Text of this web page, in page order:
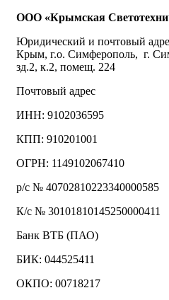
ООО «Крымская
Юридический и почтовый
Крым, г.о. Симферополь, г.
зд.2, к.2, помещ. 224
Почтовый адрес
ИНН: 9102036595
КПП: 910201001
ОГРН: 1149102067410
р/с № 40702810223340000585
К/с № 30101810145250000411
Банк ВТБ (ПАО)
БИК: 044525411
ОКПО: 00718217